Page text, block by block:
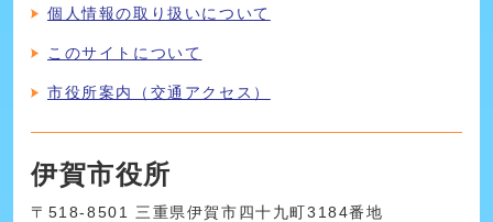
個人情報の取り扱いについて
このサイトについて
市役所案内（交通アクセス）
伊賀市役所
〒518-8501 三重県伊賀市四十九町3184番地